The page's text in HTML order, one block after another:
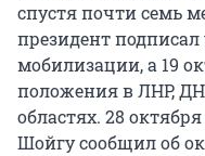
спустя почти семь
президент
мобилизации, а 19
положения в ЛНР,
областях. 28
Шойгу сообщил об